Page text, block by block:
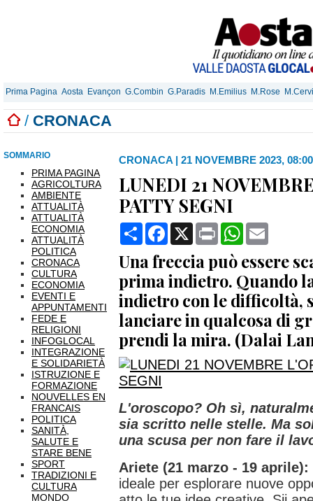
Prima Pagina Aosta Evançon G.Combin G.Paradis M.Emilius M.Rose
/ CRONACA
SOMMARIO
PRIMA PAGINA
AGRICOLTURA
AMBIENTE
ATTUALITÀ
ATTUALITÀ
ECONOMIA
ATTUALITÀ
POLITICA
CRONACA
CULTURA
ECONOMIA
EVENTI E
APPUNTAMENTI
FEDE E
RELIGIONI
INFOGLOCAL
INTEGRAZIONE
E SOLIDARIETÀ
ISTRUZIONE E
FORMAZIONE
NOUVELLES EN
FRANCAIS
POLITICA
SANITÀ,
SALUTE E
STARE BENE
SPORT
TRADIZIONI E
CULTURA
MONDO
CRONACA | 21 NOVEMBRE 2023, 08:00
LUNEDI 21
PATTY SEGNI
CondividiFacebook
X Print WhatsApp
Una freccia può essere
prima indietro. Quando
indietro con le difficoltà,
lanciare in qualcosa di
prendi la mira. (Dalai
L'oroscopo? Oh sì,
sia scritto nelle stelle. Ma
una scusa per non fare il
Ariete (21 marzo - 19 aprile):
ideale per esplorare nuove